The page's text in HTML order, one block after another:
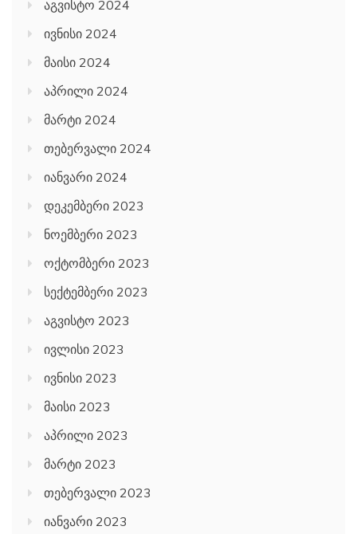
აგვისტო 2024
ივნისი 2024
მაისი 2024
აპრილი 2024
მარტი 2024
თებერვალი 2024
იანვარი 2024
დეკემბერი 2023
ნოემბერი 2023
ოქტომბერი 2023
სექტემბერი 2023
აგვისტო 2023
ივლისი 2023
ივნისი 2023
მაისი 2023
აპრილი 2023
მარტი 2023
თებერვალი 2023
იანვარი 2023